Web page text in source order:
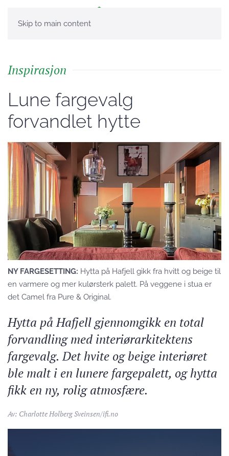
Skip to main content
Inspirasjon
Lune fargevalg
forvandlet hytte
NY FARGESETTING: Hytta på Hafjell gikk fra hvitt og beige til
en varmere og mer kulørsterk palett. På veggene i stua er
det Camel fra Pure & Original.
Hytta på Hafjell gjennomgikk en total
forvandling med interiørarkitektens
fargevalg. Det hvite og beige interiøret
ble malt i en lunere fargepalett, og hytta
fikk en ny, rolig atmosfære.
Av: Charlotte Holberg Sveinsen/ifi.no